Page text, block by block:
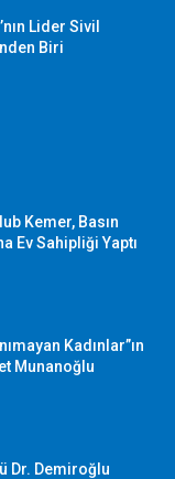
Lider Sivil
Biri
Kemer, Basın
Ev Sahipliği Yaptı
Kadınlar”ın
Munanoğlu
Dr. Demiroğlu